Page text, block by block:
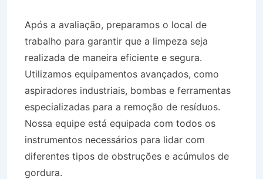
Após a avaliação, preparamos o local de
trabalho para garantir que a limpeza seja
realizada de maneira eficiente e segura.
Utilizamos equipamentos avançados, como
aspiradores industriais, bombas e ferramentas
especializadas para a remoção de resíduos.
Nossa equipe está equipada com todos os
instrumentos necessários para lidar com
diferentes tipos de obstruções e acúmulos de
gordura.